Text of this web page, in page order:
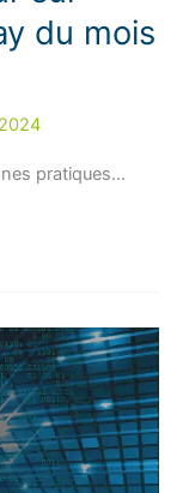
du mois
pratiques…